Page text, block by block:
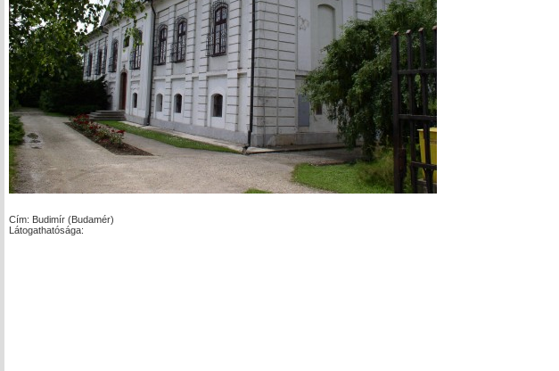
Cím: Budimír (Budamér)
Látogathatósága: